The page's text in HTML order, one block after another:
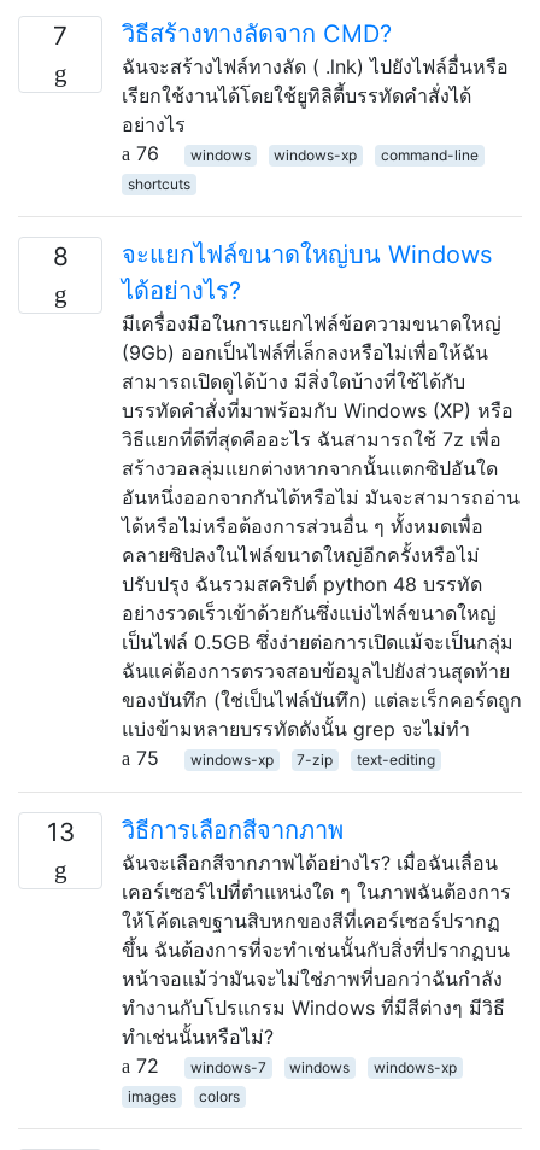
7 วิธีสร้างทางลัดจาก CMD?
ฉันจะสร้างไฟล์ทางลัด ( .lnk) ไปยังไฟล์อื่นหรือ
เรียกใช้งานได้โดยใช้ยูทิลิตี้บรรทัดคำสั่งได้
อย่างไร
76
windows windows-xp
command-line
shortcuts
8
จะแยกไฟล์ขนาดใหญ่บน Windows
ได้อย่างไร?
มีเครื่องมือในการแยกไฟล์ข้อความขนาดใหญ่
(9Gb) ออกเป็นไฟล์ที่เล็กลงหรือไม่เพื่อให้ฉัน
สามารถเปิดดูได้บ้าง มีสิ่งใดบ้างที่ใช้ได้กับ
บรรทัดคำสั่งที่มาพร้อมกับ Windows (XP) หรือ
วิธีแยกที่ดีที่สุดคืออะไร ฉันสามารถใช้ 7z เพื่อ
สร้างวอลลุ่มแยกต่างหากจากนั้นแตกซิปอันใด
อันหนึ่งออกจากกันได้หรือไม่ มันจะสามารถอ่าน
ได้หรือไม่หรือต้องการส่วนอื่น ๆ ทั้งหมดเพื่อ
คลายซิปลงในไฟล์ขนาดใหญ่อีกครั้งหรือไม่
ปรับปรุง ฉันรวมสคริปต์ python 48 บรรทัด
อย่างรวดเร็วเข้าด้วยกันซึ่งแบ่งไฟล์ขนาดใหญ่
เป็นไฟล์ 0.5GB ซึ่งง่ายต่อการเปิดแม้จะเป็นกลุ่ม
ฉันแค่ต้องการตรวจสอบข้อมูลไปยังส่วนสุดท้าย
ของบันทึก (ใช่เป็นไฟล์บันทึก) แต่ละเร็กคอร์ดถูก
แบ่งข้ามหลายบรรทัดดังนั้น grep จะไม่ทำ
75
windows-xp 7-zip text-editing
13 วิธีการเลือกสีจากภาพ
ฉันจะเลือกสีจากภาพได้อย่างไร? เมื่อฉันเลื่อน
เคอร์เซอร์ไปที่ตำแหน่งใด ๆ ในภาพฉันต้องการ
ให้โค้ดเลขฐานสิบหกของสีที่เคอร์เซอร์ปรากฏ
ขึ้น ฉันต้องการที่จะทำเช่นนั้นกับสิ่งที่ปรากฏบน
หน้าจอแม้ว่ามันจะไม่ใช่ภาพที่บอกว่าฉันกำลัง
ทำงานกับโปรแกรม Windows ที่มีสีต่างๆ มีวิธี
ทำเช่นนั้นหรือไม่?
72
windows-7 windows
windows-xp
images
colors